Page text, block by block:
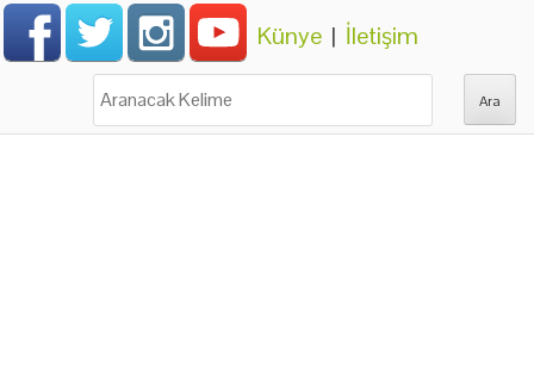
Künye | İletişim